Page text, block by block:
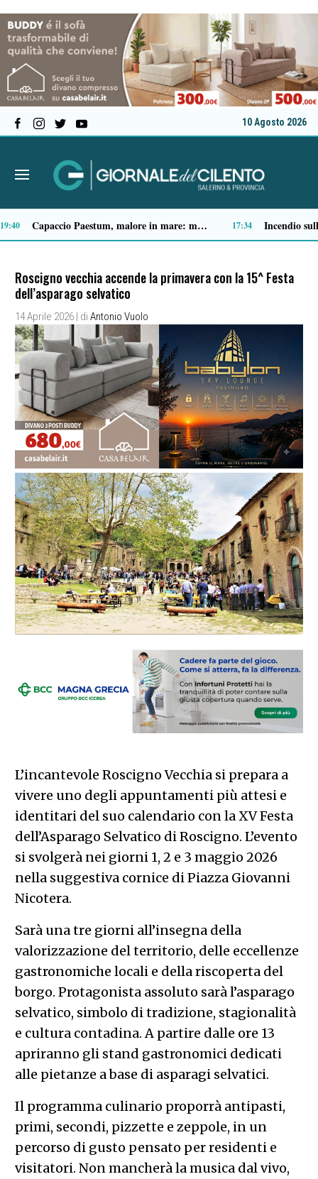
10 Agosto 2026
Spari a Pastena, il ventenne ferito lascia l’ospedale: si indaga sul vero obiettivo 09:04
Roscigno vecchia accende la primavera con la 15^ Festa
dell’asparago selvatico
14 Aprile 2026 | di Antonio Vuolo
L’incantevole Roscigno Vecchia si prepara a
vivere uno degli appuntamenti più attesi e
identitari del suo calendario con la XV Festa
dell’Asparago Selvatico di Roscigno. L’evento
si svolgerà nei giorni 1, 2 e 3 maggio 2026
nella suggestiva cornice di Piazza Giovanni
Nicotera.
Sarà una tre giorni all’insegna della
valorizzazione del territorio, delle eccellenze
gastronomiche locali e della riscoperta del
borgo. Protagonista assoluto sarà l’asparago
selvatico, simbolo di tradizione, stagionalità
e cultura contadina. A partire dalle ore 13
apriranno gli stand gastronomici dedicati
alle pietanze a base di asparagi selvatici.
Il programma culinario proporrà antipasti,
primi, secondi, pizzette e zeppole, in un
percorso di gusto pensato per residenti e
visitatori. Non mancherà la musica dal vivo,